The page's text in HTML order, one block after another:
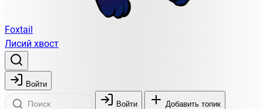
Foxtail
Лисий хвост
Войти
Войти Добавить топик